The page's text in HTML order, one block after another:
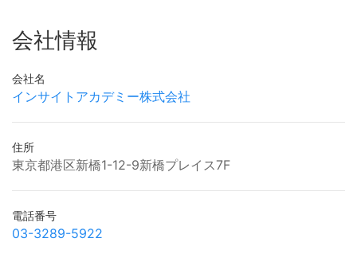
会社情報
会社名
インサイトアカデミー株式会社
住所
東京都港区新橋1-12-9新橋プレイス7F
電話番号
03-3289-5922